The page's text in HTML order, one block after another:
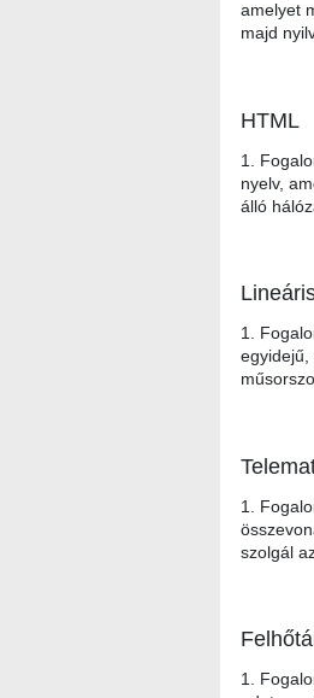
amelyet
majd
HTML
1.
nyelv,
álló
1.
egyidejű,
1.
szolgál
1.